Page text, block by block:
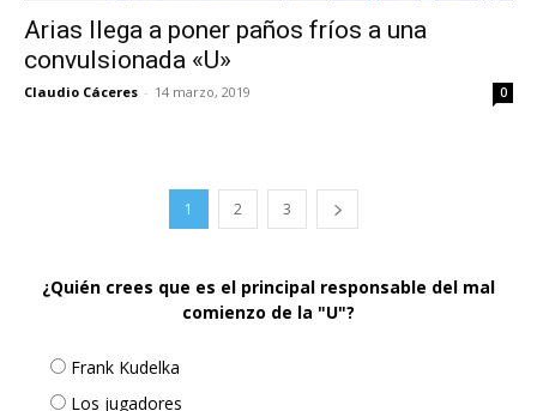
Arias llega a poner paños fríos a una
convulsionada «U»
Claudio Cáceres - 14 marzo, 2019 0
1 2 3
¿Quién crees que es el principal responsable del mal
comienzo de la "U"?
Frank Kudelka
Los jugadores